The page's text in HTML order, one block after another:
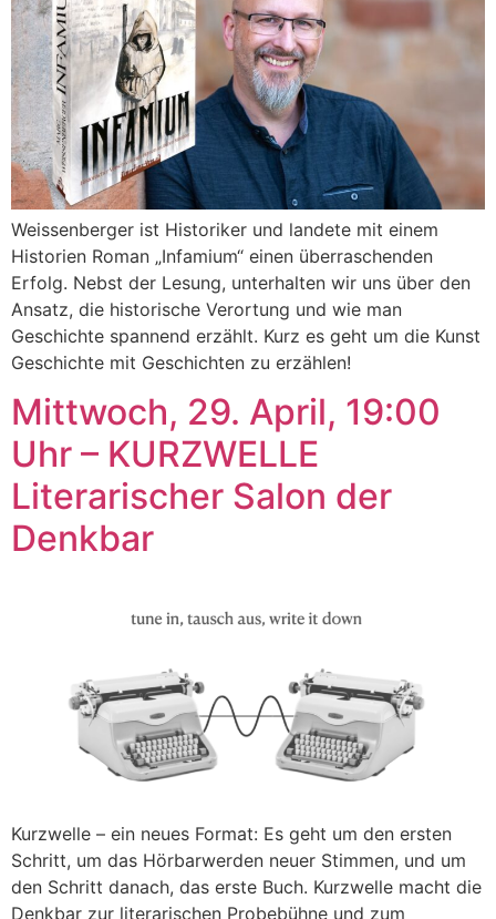
Weissenberger ist Historiker und landete mit einem
Historien Roman „Infamium“ einen überraschenden
Erfolg. Nebst der Lesung, unterhalten wir uns über den
Ansatz, die historische Verortung und wie man
Geschichte spannend erzählt. Kurz es geht um die Kunst
Geschichte mit Geschichten zu erzählen!
Mittwoch, 29. April, 19:00
Uhr – KURZWELLE
Literarischer Salon der
Denkbar
Kurzwelle – ein neues Format: Es geht um den ersten
Schritt, um das Hörbarwerden neuer Stimmen, und um
den Schritt danach, das erste Buch. Kurzwelle macht die
Denkbar zur literarischen Probebühne und zum